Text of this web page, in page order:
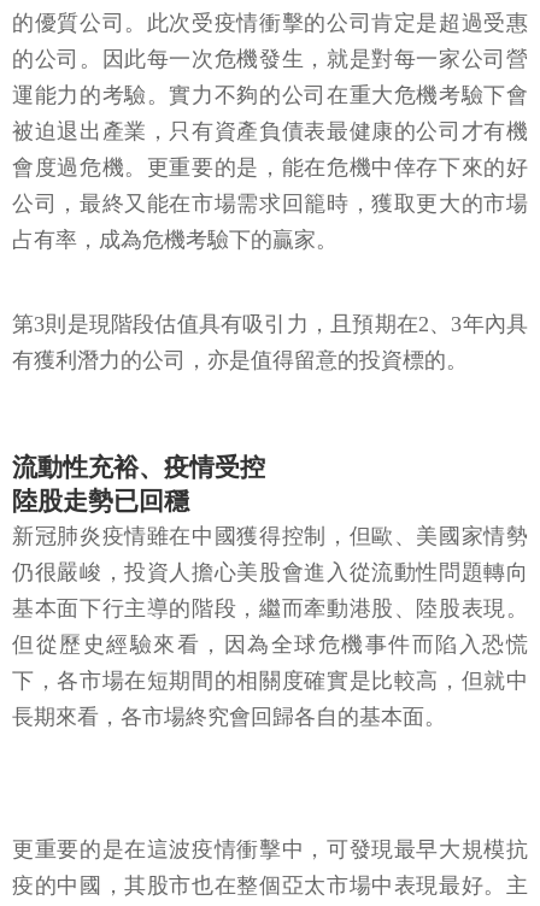
的優質公司。此次受疫情衝擊的公司肯定是超過受惠
的公司。因此每一次危機發生，就是對每一家公司營
運能力的考驗。實力不夠的公司在重大危機考驗下會
被迫退出產業，只有資產負債表最健康的公司才有機
會度過危機。更重要的是，能在危機中倖存下來的好
公司，最終又能在市場需求回籠時，獲取更大的市場
占有率，成為危機考驗下的贏家。
第3則是現階段估值具有吸引力，且預期在2、3年內具
有獲利潛力的公司，亦是值得留意的投資標的。
流動性充裕、疫情受控
陸股走勢已回穩
新冠肺炎疫情雖在中國獲得控制，但歐、美國家情勢
仍很嚴峻，投資人擔心美股會進入從流動性問題轉向
基本面下行主導的階段，繼而牽動港股、陸股表現。
但從歷史經驗來看，因為全球危機事件而陷入恐慌
下，各市場在短期間的相關度確實是比較高，但就中
長期來看，各市場終究會回歸各自的基本面。
更重要的是在這波疫情衝擊中，可發現最早大規模抗
疫的中國，其股市也在整個亞太市場中表現最好。主